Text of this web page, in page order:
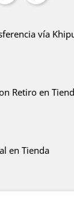
vía
Retiro en
en Tienda